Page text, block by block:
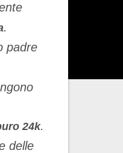
.
padre
24k.
delle